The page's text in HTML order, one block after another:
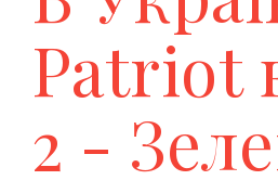
Patriot
2 -